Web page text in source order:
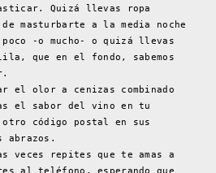
Quizá llevas ropa
masturbarte a la media noche
-o mucho- o quizá llevas
que en el fondo, sabemos
el olor a cenizas combinado
el sabor del vino en tu
otro código postal en sus
abrazos.
veces repites que te amas a